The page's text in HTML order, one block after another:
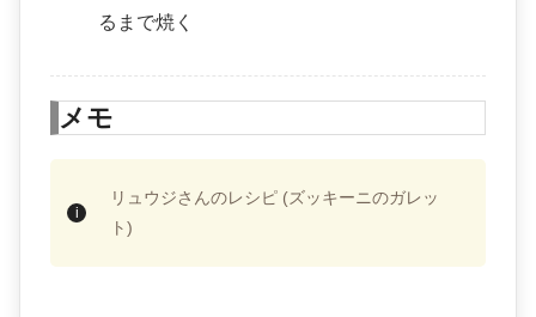
るまで焼く
メモ
リュウジさんのレシピ (ズッキーニのガレッ
ト)